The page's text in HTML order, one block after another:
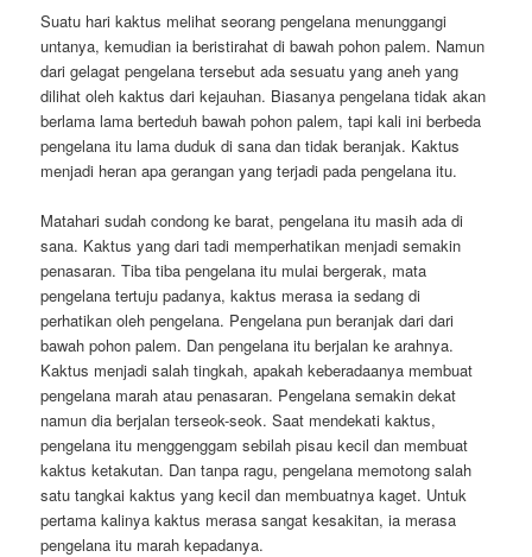
Suatu hari kaktus melihat seorang pengelana menunggangi
untanya, kemudian ia beristirahat di bawah pohon palem. Namun
dari gelagat pengelana tersebut ada sesuatu yang aneh yang
dilihat oleh kaktus dari kejauhan. Biasanya pengelana tidak akan
berlama lama berteduh bawah pohon palem, tapi kali ini berbeda
pengelana itu lama duduk di sana dan tidak beranjak. Kaktus
menjadi heran apa gerangan yang terjadi pada pengelana itu.
Matahari sudah condong ke barat, pengelana itu masih ada di
sana. Kaktus yang dari tadi memperhatikan menjadi semakin
penasaran. Tiba tiba pengelana itu mulai bergerak, mata
pengelana tertuju padanya, kaktus merasa ia sedang di
perhatikan oleh pengelana. Pengelana pun beranjak dari dari
bawah pohon palem. Dan pengelana itu berjalan ke arahnya.
Kaktus menjadi salah tingkah, apakah keberadaanya membuat
pengelana marah atau penasaran. Pengelana semakin dekat
namun dia berjalan terseok-seok. Saat mendekati kaktus,
pengelana itu menggenggam sebilah pisau kecil dan membuat
kaktus ketakutan. Dan tanpa ragu, pengelana memotong salah
satu tangkai kaktus yang kecil dan membuatnya kaget. Untuk
pertama kalinya kaktus merasa sangat kesakitan, ia merasa
pengelana itu marah kepadanya.